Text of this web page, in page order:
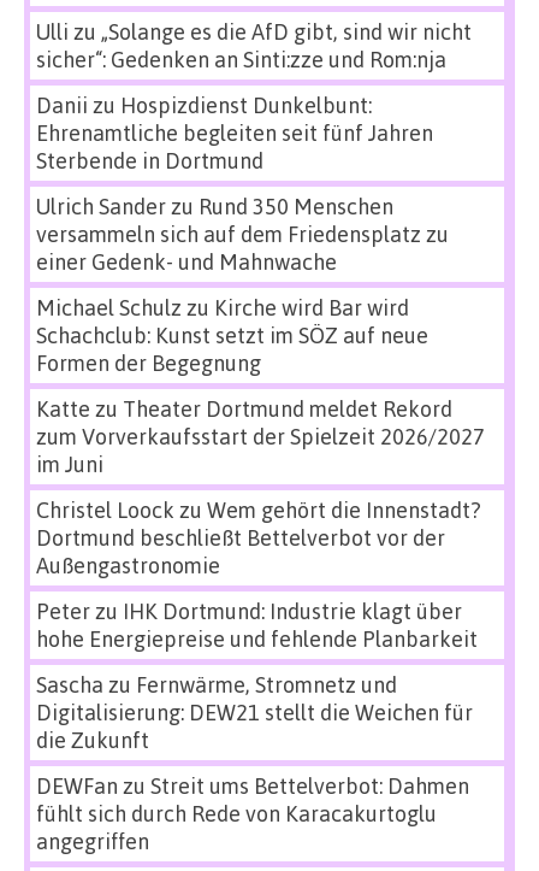
Ulli zu „Solange es die AfD gibt, sind wir nicht
sicher“: Gedenken an Sinti:zze und Rom:nja
Danii zu Hospizdienst Dunkelbunt:
Ehrenamtliche begleiten seit fünf Jahren
Sterbende in Dortmund
Ulrich Sanderzu Rund 350 Menschen
versammeln sich auf dem Friedensplatz zu
einer Gedenk- und Mahnwache
Michael Schulz zu Kirche wird Bar wird
Schachclub: Kunst setzt im SÖZ auf neue
Formen der Begegnung
Katte zu Theater Dortmund meldet Rekord
zum Vorverkaufsstart der Spielzeit 2026/2027
im Juni
Christel Loock zu Wem gehört die Innenstadt?
Dortmund beschließt Bettelverbot vor der
Außengastronomie
Peterzu IHK Dortmund: Industrie klagt über
hohe Energiepreise und fehlende Planbarkeit
Sascha zu Fernwärme, Stromnetz und
Digitalisierung: DEW21 stellt die Weichen für
die Zukunft
DEWFan zu Streit ums Bettelverbot: Dahmen
fühlt sich durch Rede von Karacakurtoglu
angegriffen